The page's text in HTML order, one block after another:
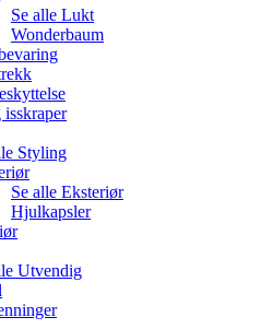
Se alle Lukt
Wonderbaum
isskraper
Styling
Se alle Eksteriør
Hjulkapsler
Utvendig